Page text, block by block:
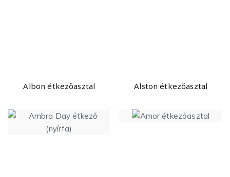
Albon étkezőasztal Alston étkezőasztal